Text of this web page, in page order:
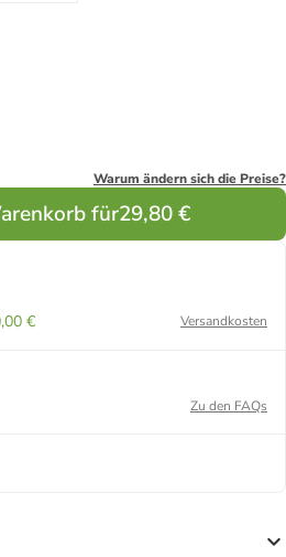
Warum ändern sich die Preise?
für29,80 €
€
Versandkosten
Zu den FAQs